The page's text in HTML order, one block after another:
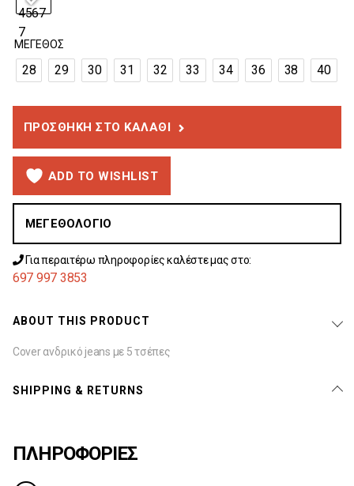
ΜΈΓΕΘΟΣ
28 29 30 31 32 33 34 36 38 40
ΠΡΟΣΘΉΚΗ ΣΤΟ ΚΑΛΆΘΙ
ADD TO WISHLIST
ΜΕΓΕΘΟΛΌΓΙΟ
Για περαιτέρω πληροφορίες καλέστε μας στο:
697 997 3853
ABOUT THIS PRODUCT
Cover ανδρικό jeans με 5 τσέπες
SHIPPING & RETURNS
ΠΛΗΡΟΦΟΡΙΕΣ